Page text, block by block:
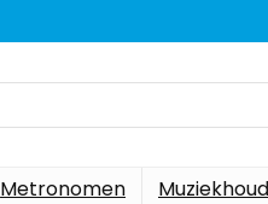
Metronomen